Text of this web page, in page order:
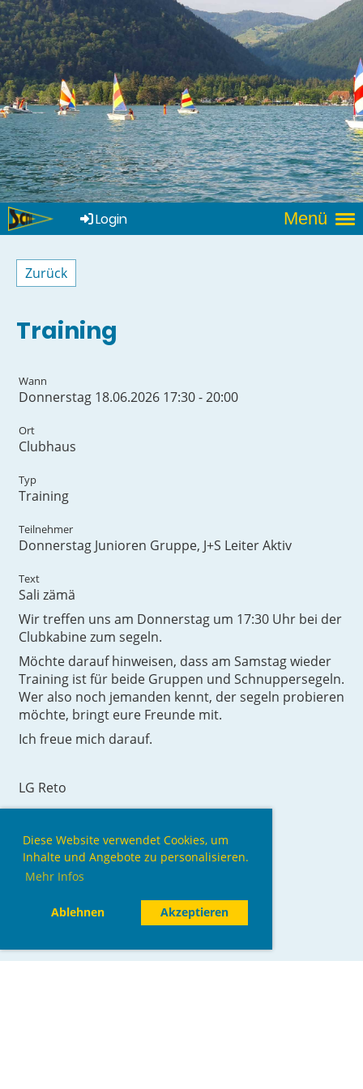
Diese Website verwendet Cookies, um
Inhalte und Angebote zu personalisieren.
Mehr Infos
Ablehnen Akzeptieren
Menü
Login
Zurück
Training
Wann
Donnerstag 18.06.2026 17:30 - 20:00
Ort
Clubhaus
Typ
Training
Teilnehmer
Donnerstag Junioren Gruppe, J+S Leiter Aktiv
Text
Sali zämä
Wir treffen uns am Donnerstag um 17:30 Uhr bei der
Clubkabine zum segeln.
Möchte darauf hinweisen, dass am Samstag wieder
Training ist für beide Gruppen und Schnuppersegeln.
Wer also noch jemanden kennt, der segeln probieren
möchte, bringt eure Freunde mit.
Ich freue mich darauf.
LG Reto
Termin zum Kalender hinzufügen (.ics)